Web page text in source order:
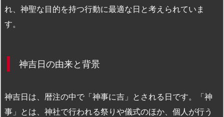
れ、神聖な目的を持つ行動に最適な日と考えられていま
す。
神吉日の由来と背景
神吉日は、暦注の中で「神事に吉」とされる日です。「神
事」とは、神社で行われる祭りや儀式のほか、個人が行う